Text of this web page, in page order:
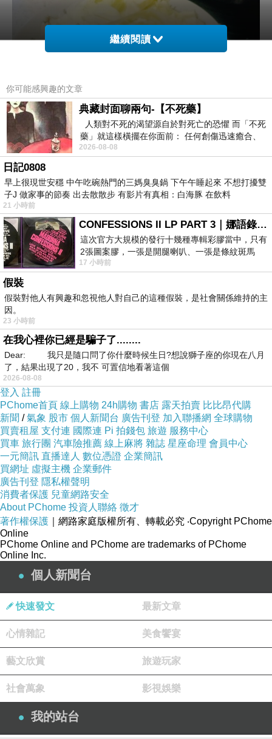
步驟1:先將麵汆燙，然後把水瀝乾
步驟２：把青菜下鍋炒
繼續閱讀
你可能感興趣的文章
典藏封面聊兩句-【不死藥】
人類對不死的渴望源自於對死亡的恐懼 而「不死
藥」就這樣橫擺在你面前： 任何創傷迅速癒合、
停止衰老、痛覺消失…堪
2026-08-08
日記0808
早上很現世安穩 中午吃碗熱門的三媽臭臭鍋 下午午睡起來 不想打擾雙
子J 做家事的節奏 出去散散步 有影片有真相：白海豚 在飲料
21 小時前
CONFESSIONS II LP PART 3｜娜語錄II LP PART 3
這次官方大規模的發行十幾種專輯彩膠當中，只有
2張圖案膠，一張是開腿喇叭、一張是條紋斑馬
版；目前官網上只剩澳洲商店AU STORE
17 小時前
假裝
假裝對他人有興趣和忽視他人對自己的這種假裝，是社會關係維持的主
因。
23 小時前
在我心裡你已經是騙子了........
Dear: 我只是隨口問了你什麼時候生日?想說獅子座的你現在八月
了，結果出現了20，我不 可置信地看著這個
2026-08-08
登入 註冊
PChome首頁 線上購物 24h購物 書店 露天拍賣 比比昂代購
新聞 /氣象 股市 個人新聞台 廣告刊登 加入聯播網 全球購物
買賣租屋 支付連 國際連 Pi 拍錢包 旅遊 服務中心
買車 旅行團 汽車險推薦 線上麻將 雜誌 星座命理 會員中心
一元簡訊 直播達人 數位憑證 企業簡訊
買網址 虛擬主機 企業郵件
廣告刊登 隱私權聲明
消費者保護 兒童網路安全
About PChome 投資人聯絡 徵才
著作權保護 ｜網路家庭版權所有、轉載必究 ‧Copyright PChome
Online
PChome Online and PChome are trademarks of PChome
Online Inc.
個人新聞台
快速發文 最新文章
心情雜記 美食饗宴
藝文欣賞 旅遊玩家
社會萬象 影視娛樂
我的站台